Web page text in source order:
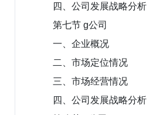
四、公司发展战略分析
第七节 g公司
一、企业概况
二、市场定位情况
三、市场经营情况
四、公司发展战略分析